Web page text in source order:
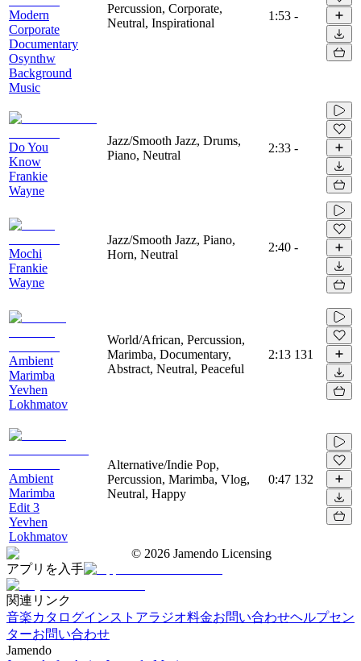
Modern
Corporate
Documentary
Osynthw
Background
Music
Percussion, Corporate,
Neutral, Inspirational
1:53 -
Do You
Know
Frankie
Wayne
Jazz/Smooth Jazz, Drums,
Piano, Neutral
2:33 -
Mochi
Frankie
Wayne
Jazz/Smooth Jazz, Piano,
Horn, Neutral
2:40 -
Ambient
Marimba
Yevhen
Lokhmatov
World/African, Percussion,
Marimba, Documentary,
Abstract, Neutral, Peaceful
2:13 131
Ambient
Marimba
Edit 3
Yevhen
Lokhmatov
Alternative/Indie Pop,
Percussion, Marimba, Vlog,
Neutral, Happy
0:47 132
© 2026 Jamendo Licensing
アプリを入手
関連リンク
音楽カタログインストアラジオ料金お問い合わせヘルプセン
ターお問い合わせ
Jamendo